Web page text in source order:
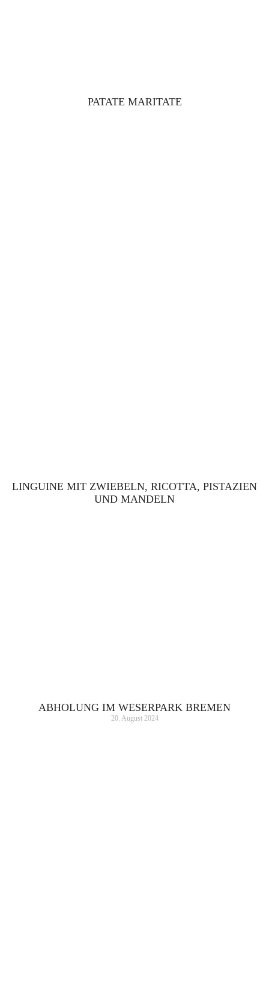
PATATE MARITATE
LINGUINE MIT ZWIEBELN, RICOTTA, PISTAZIEN
UND MANDELN
ABHOLUNG IM WESERPARK BREMEN
20. August 2024